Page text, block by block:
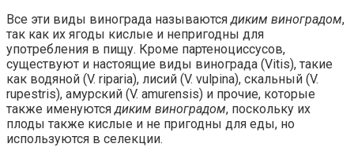
Все эти виды винограда называютсядиким виноградом,
так как их ягоды кислые и непригодны для
употребления в пищу. Кроме партеноциссусов,
существуют и настоящие виды винограда (Vitis), такие
как водяной (V. riparia), лисий (V. vulpina), скальный (V.
rupestris), амурский (V. amurensis) и прочие, которые
также именуютсядиким виноградом, поскольку их
плоды также кислые и не пригодны для еды, но
используются в селекции.